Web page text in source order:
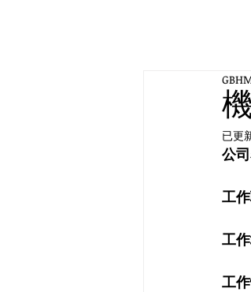
已更
公
工
工
工